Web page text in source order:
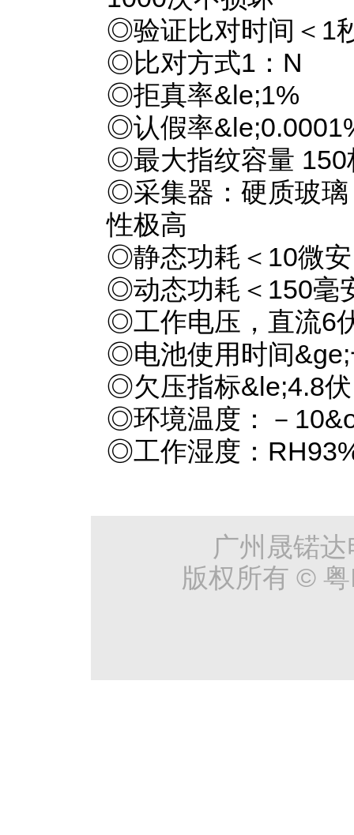
◎验证比对时间＜1
◎比对方式1：N
◎拒真率&le;1%
◎认假率
◎最大指纹容量 150
◎采集器：硬质玻璃
性极高
◎静态功耗＜10微安
◎动态功耗＜150毫
◎工作电压，直流6
◎电池使用时间
◎欠压指标&le;4.8伏
◎环境温度：－
◎工作湿度：
广州晟锘
版权所有 ©